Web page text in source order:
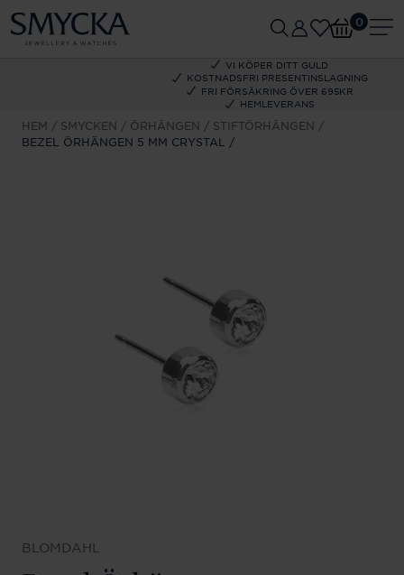
VI KÖPER DITT GULD
KOSTNADSFRI PRESENTINSLAGNING
FRI FÖRSÄKRING ÖVER 695KR
HEMLEVERANS
0
HEM SMYCKEN ÖRHÄNGEN
STIFTÖRHÄNGEN
BEZEL ÖRHÄNGEN 5 MM CRYSTAL
BLOMDAHL